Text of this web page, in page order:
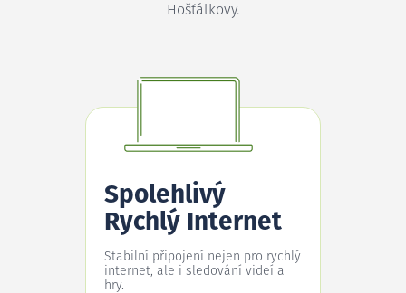
Hošťálkovy.
Spolehlivý
Rychlý Internet
Stabilní připojení nejen pro rychlý
internet, ale i sledování videí a
hry.